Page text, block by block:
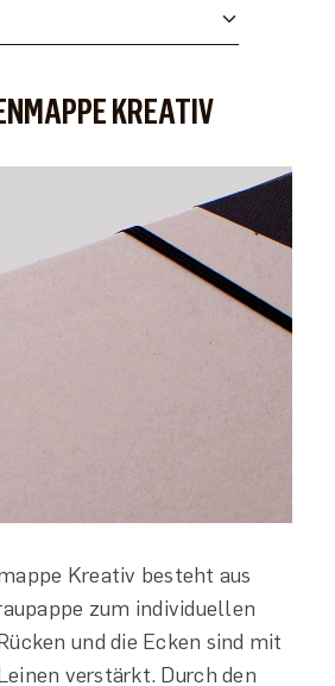
KREATIV
Kreativ besteht aus
zum individuellen
und die Ecken sind mit
verstärkt. Durch den